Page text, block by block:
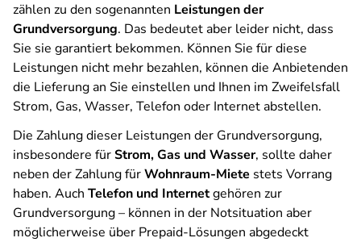
zählen zu den sogenannten Leistungen der
Grundversorgung. Das bedeutet aber leider nicht, dass
Sie sie garantiert bekommen. Können Sie für diese
Leistungen nicht mehr bezahlen, können die Anbietenden
die Lieferung an Sie einstellen und Ihnen im Zweifelsfall
Strom, Gas, Wasser, Telefon oder Internet abstellen.
Die Zahlung dieser Leistungen der Grundversorgung,
insbesondere fürStrom, Gas und Wasser, sollte daher
neben der Zahlung fürWohnraum-Miete stets Vorrang
haben. Auch Telefon und Internetgehören zur
Grundversorgung – können in der Notsituation aber
möglicherweise über Prepaid-Lösungen abgedeckt